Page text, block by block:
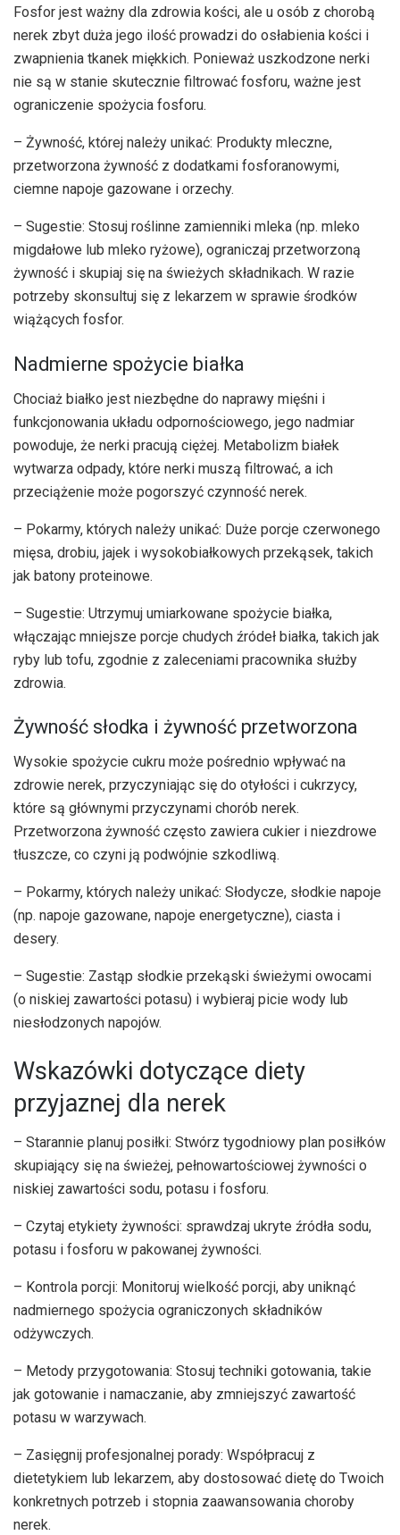
Fosfor jest ważny dla zdrowia kości, ale u osób z chorobą
nerek zbyt duża jego ilość prowadzi do osłabienia kości i
zwapnienia tkanek miękkich. Ponieważ uszkodzone nerki
nie są w stanie skutecznie filtrować fosforu, ważne jest
ograniczenie spożycia fosforu.
– Żywność, której należy unikać: Produkty mleczne,
przetworzona żywność z dodatkami fosforanowymi,
ciemne napoje gazowane i orzechy.
– Sugestie: Stosuj roślinne zamienniki mleka (np. mleko
migdałowe lub mleko ryżowe), ograniczaj przetworzoną
żywność i skupiaj się na świeżych składnikach. W razie
potrzeby skonsultuj się z lekarzem w sprawie środków
wiążących fosfor.
Nadmierne spożycie białka
Chociaż białko jest niezbędne do naprawy mięśni i
funkcjonowania układu odpornościowego, jego nadmiar
powoduje, że nerki pracują ciężej. Metabolizm białek
wytwarza odpady, które nerki muszą filtrować, a ich
przeciążenie może pogorszyć czynność nerek.
– Pokarmy, których należy unikać: Duże porcje czerwonego
mięsa, drobiu, jajek i wysokobiałkowych przekąsek, takich
jak batony proteinowe.
– Sugestie: Utrzymuj umiarkowane spożycie białka,
włączając mniejsze porcje chudych źródeł białka, takich jak
ryby lub tofu, zgodnie z zaleceniami pracownika służby
zdrowia.
Żywność słodka i żywność przetworzona
Wysokie spożycie cukru może pośrednio wpływać na
zdrowie nerek, przyczyniając się do otyłości i cukrzycy,
które są głównymi przyczynami chorób nerek.
Przetworzona żywność często zawiera cukier i niezdrowe
tłuszcze, co czyni ją podwójnie szkodliwą.
– Pokarmy, których należy unikać: Słodycze, słodkie napoje
(np. napoje gazowane, napoje energetyczne), ciasta i
desery.
– Sugestie: Zastąp słodkie przekąski świeżymi owocami
(o niskiej zawartości potasu) i wybieraj picie wody lub
niesłodzonych napojów.
Wskazówki dotyczące diety
przyjaznej dla nerek
– Starannie planuj posiłki: Stwórz tygodniowy plan posiłków
skupiający się na świeżej, pełnowartościowej żywności o
niskiej zawartości sodu, potasu i fosforu.
– Czytaj etykiety żywności: sprawdzaj ukryte źródła sodu,
potasu i fosforu w pakowanej żywności.
– Kontrola porcji: Monitoruj wielkość porcji, aby uniknąć
nadmiernego spożycia ograniczonych składników
odżywczych.
– Metody przygotowania: Stosuj techniki gotowania, takie
jak gotowanie i namaczanie, aby zmniejszyć zawartość
potasu w warzywach.
– Zasięgnij profesjonalnej porady: Współpracuj z
dietetykiem lub lekarzem, aby dostosować dietę do Twoich
konkretnych potrzeb i stopnia zaawansowania choroby
nerek.